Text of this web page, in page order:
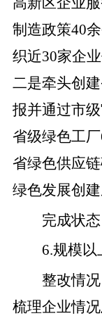
制造政策40
织近30家企
二是牵头创
报并通过市级
省级绿色工厂
省绿色供应
绿色发展创建
完成状态
6.规模以
整改情况
梳理企业情况